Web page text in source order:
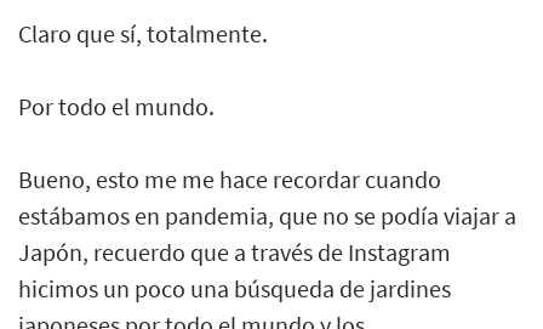
Claro que sí, totalmente.
Por todo el mundo.
Bueno, esto me me hace recordar cuando
estábamos en pandemia, que no se podía viajar a
Japón, recuerdo que a través de Instagram
hicimos un poco una búsqueda de jardines